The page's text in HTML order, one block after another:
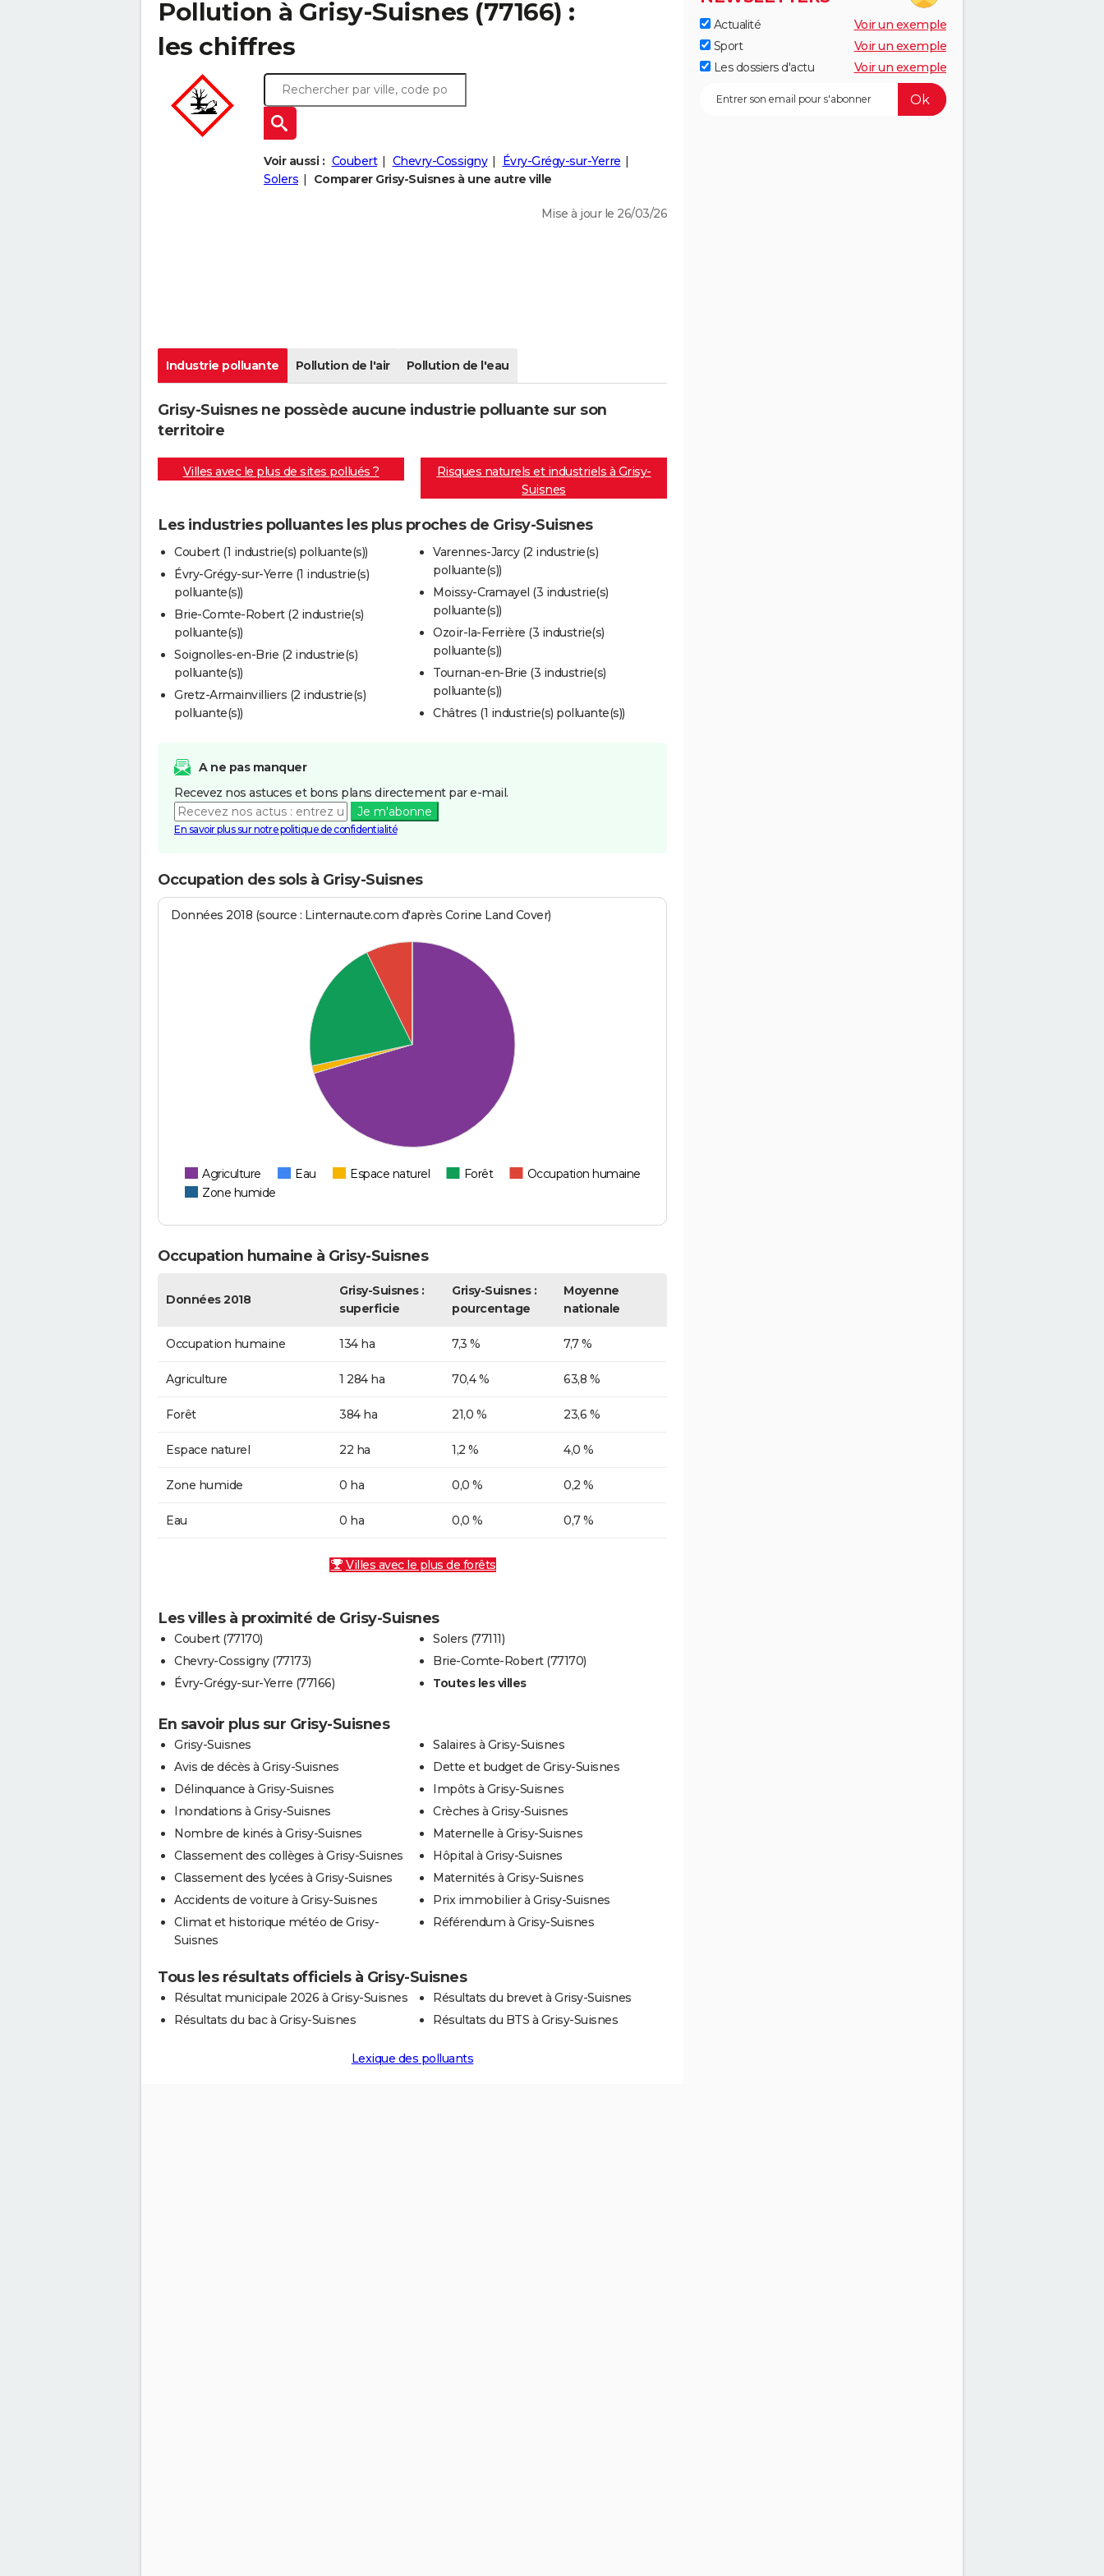
Pollution à Grisy-Suisnes (77166) :
les chiffres
Voir aussi : Coubert Chevry-Cossigny
Évry-Grégy-sur-Yerre
Solers
Comparer Grisy-Suisnes à une autre ville
Mise à jour le 26/03/26
Industrie polluante Pollution de l'air Pollution de l'eau
Grisy-Suisnes ne possède aucune industrie polluante sur son
territoire
Villes avec le plus de sites pollués ?
Risques naturels et industriels à Grisy-
Suisnes
Les industries polluantes les plus proches de Grisy-Suisnes
Coubert (1 industrie(s) polluante(s))
Évry-Grégy-sur-Yerre (1 industrie(s)
polluante(s))
Brie-Comte-Robert (2 industrie(s)
polluante(s))
Soignolles-en-Brie (2 industrie(s)
polluante(s))
Gretz-Armainvilliers (2 industrie(s)
polluante(s))
Varennes-Jarcy (2 industrie(s)
polluante(s))
Moissy-Cramayel (3 industrie(s)
polluante(s))
Ozoir-la-Ferrière (3 industrie(s)
polluante(s))
Tournan-en-Brie (3 industrie(s)
polluante(s))
Châtres (1 industrie(s) polluante(s))
A ne pas manquer
Recevez nos astuces et bons plans directement par e-mail.
Je m'abonne
En savoir plus sur notre politique de confidentialité
Occupation des sols à Grisy-Suisnes
Données 2018 (source : Linternaute.com d'après Corine Land Cover)
Agriculture Eau Espace naturel Forêt
Occupation humaine
Zone humide
Occupation humaine à Grisy-Suisnes
Données 2018
Grisy-Suisnes :
superficie
Grisy-Suisnes :
pourcentage
Moyenne
nationale
Occupation humaine 134 ha 7,3 % 7,7 %
Agriculture 1 284 ha 70,4 % 63,8 %
Forêt 384 ha 21,0 % 23,6 %
Espace naturel 22 ha 1,2 % 4,0 %
Zone humide 0 ha 0,0 % 0,2 %
Eau 0 ha 0,0 % 0,7 %
Villes avec le plus de forêts
Les villes à proximité de Grisy-Suisnes
Coubert (77170)
Chevry-Cossigny (77173)
Évry-Grégy-sur-Yerre (77166)
Solers (77111)
Brie-Comte-Robert (77170)
Toutes les villes
En savoir plus sur Grisy-Suisnes
Grisy-Suisnes
Avis de décès à Grisy-Suisnes
Délinquance à Grisy-Suisnes
Inondations à Grisy-Suisnes
Nombre de kinés à Grisy-Suisnes
Classement des collèges à Grisy-Suisnes
Classement des lycées à Grisy-Suisnes
Accidents de voiture à Grisy-Suisnes
Climat et historique météo de Grisy-
Suisnes
Salaires à Grisy-Suisnes
Dette et budget de Grisy-Suisnes
Impôts à Grisy-Suisnes
Crèches à Grisy-Suisnes
Maternelle à Grisy-Suisnes
Hôpital à Grisy-Suisnes
Maternités à Grisy-Suisnes
Prix immobilier à Grisy-Suisnes
Référendum à Grisy-Suisnes
Tous les résultats officiels à Grisy-Suisnes
Résultat municipale 2026 à Grisy-Suisnes
Résultats du bac à Grisy-Suisnes
Résultats du brevet à Grisy-Suisnes
Résultats du BTS à Grisy-Suisnes
Lexique des polluants
Actualité
Voir un exemple
Sport
Voir un exemple
Les dossiers d'actu
Voir un exemple